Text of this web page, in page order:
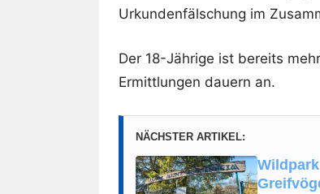
Urkundenfälschung im
Der 18-Jährige ist bereits
Ermittlungen dauern an.
NÄCHSTER ARTIKEL: